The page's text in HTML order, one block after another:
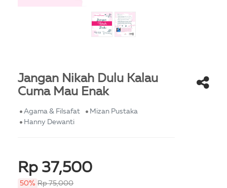
Jangan Nikah Dulu Kalau
Cuma Mau Enak
Agama & Filsafat
Mizan Pustaka
Hanny Dewanti
Rp 37,500
50% Rp 75,000